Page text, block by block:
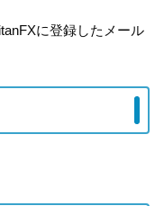
に登録したメール